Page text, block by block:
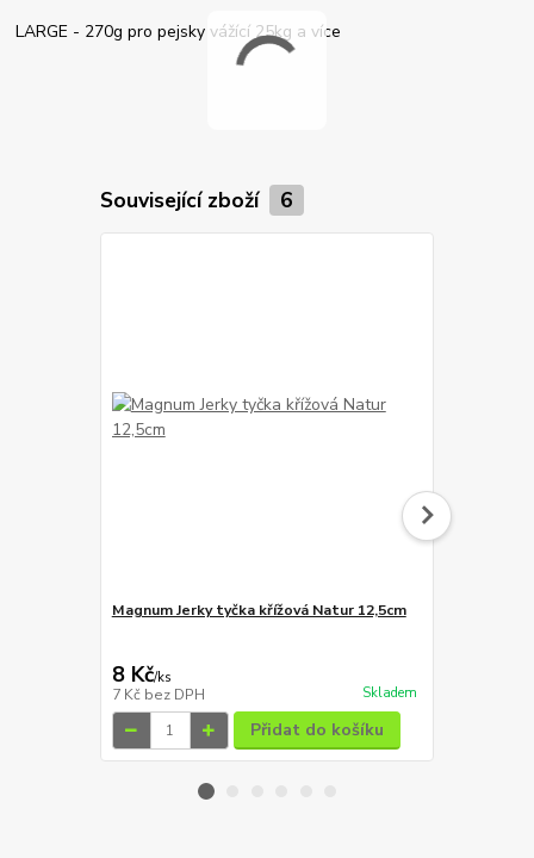
LARGE - 270g pro pejsky vážící 25kg a více
Související zboží 6
Magnum Jerky tyčka křížová Natur 12,5cm
8 Kč/ks
7 Kč bez DPH Skladem
Přidat do košíku